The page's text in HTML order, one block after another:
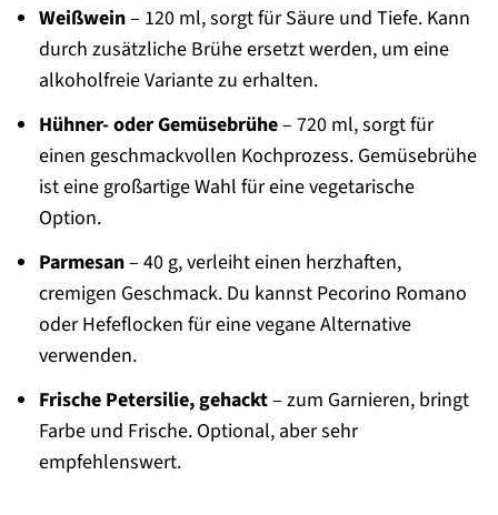
Weißwein– 120 ml, sorgt für Säure und Tiefe. Kann
durch zusätzliche Brühe ersetzt werden, um eine
alkoholfreie Variante zu erhalten.
Hühner- oder Gemüsebrühe– 720 ml, sorgt für
einen geschmackvollen Kochprozess. Gemüsebrühe
ist eine großartige Wahl für eine vegetarische
Option.
Parmesan– 40 g, verleiht einen herzhaften,
cremigen Geschmack. Du kannst Pecorino Romano
oder Hefeflocken für eine vegane Alternative
verwenden.
Frische Petersilie, gehackt– zum Garnieren, bringt
Farbe und Frische. Optional, aber sehr
empfehlenswert.